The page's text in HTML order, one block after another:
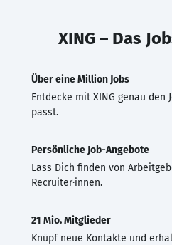
XING – Das
Über eine Million Jobs
Entdecke mit XING genau den
passt.
Persönliche Job-Angebote
Lass Dich finden von
Recruiter·innen.
21 Mio. Mitglieder
Knüpf neue Kontakte und